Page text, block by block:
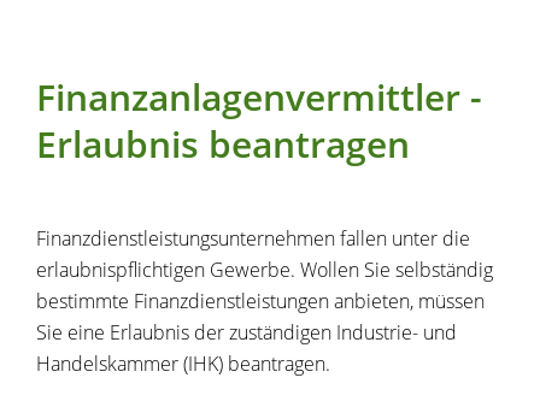
Finanzanlagenvermittler -
Erlaubnis beantragen
Finanzdienstleistungsunternehmen fallen unter die
erlaubnispflichtigen Gewerbe. Wollen Sie selbständig
bestimmte Finanzdienstleistungen anbieten, müssen
Sie eine Erlaubnis der zuständigen Industrie- und
Handelskammer (IHK) beantragen.